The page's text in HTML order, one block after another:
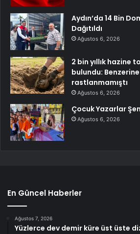
Aydın’da 14 Bin
Dağıtıldı
Ağustos 6, 2026
2 bin yıllık hazine
bulundu:
rastlanmamıştı
Ağustos 6, 2026
Çocuk Yazarlar
Ağustos 6, 2026
En Güncel Haberler
Ağustos 7, 2026
Yüzlerce dev demir küre üst üste